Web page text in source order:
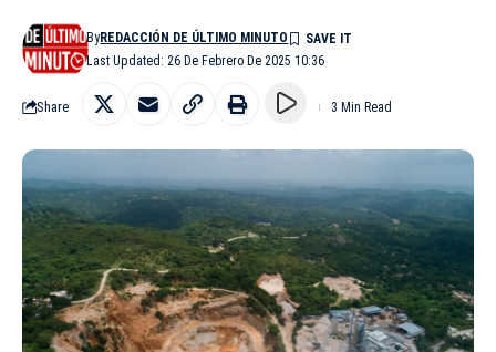
Last Updated: 26 De Febrero De 2025 10:36
ByREDACCIÓN DE ÚLTIMO MINUTO
Share 3 Min Read